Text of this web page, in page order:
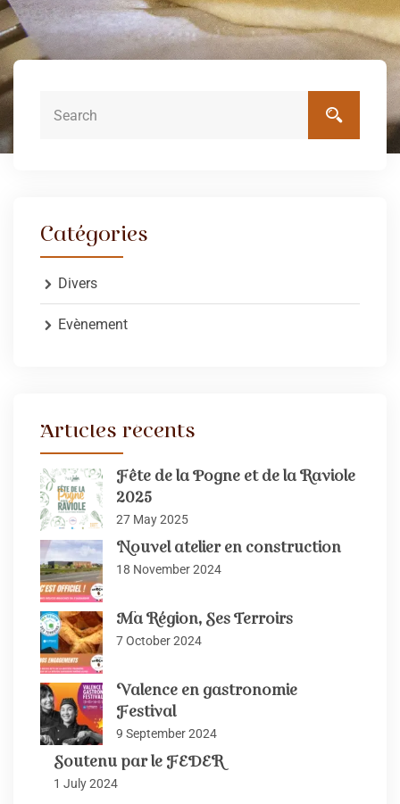
Catégories
Divers
Evènement
Articles récents
Fête de la Pogne et de la Raviole
2025
27 May 2025
Nouvel atelier en construction
18 November 2024
Ma Région, Ses Terroirs
7 October 2024
Valence en gastronomie
Festival
9 September 2024
Soutenu par le FEDER
1 July 2024